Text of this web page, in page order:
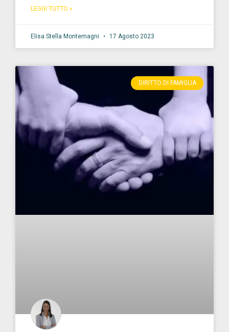
LEGGI TUTTO »
Elisa Stella Montemagni 17 Agosto 2023
DIRITTO DI FAMIGLIA